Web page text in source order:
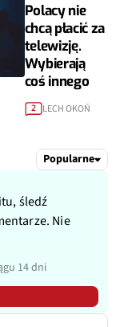
Polacy nie
chcą płacić za
telewizję.
Wybierają
coś innego
2 LECH OKOŃ
Popularne
śledź
Nie
14 dni